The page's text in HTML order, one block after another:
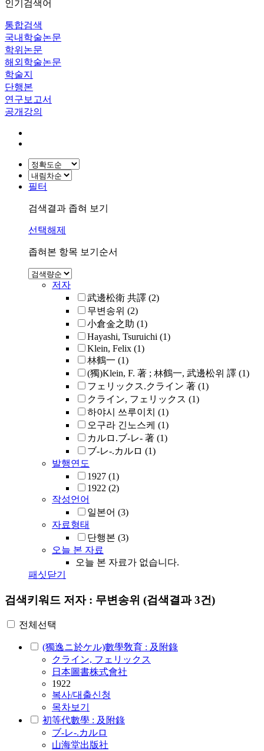
인기검색어
통합검색
국내학술논문
학위논문
해외학술논문
학술지
단행본
연구보고서
공개강의
필터
검색결과 좁혀 보기
선택해제
좁혀본 항목 보기순서
저자
武邊松衛 共譯 (2)
무변송위 (2)
小倉金之助 (1)
Hayashi, Tsuruichi (1)
Klein, Felix (1)
林鶴一 (1)
(獨)Klein, F. 著 ; 林鶴一, 武邊松위 譯 (1)
フェリックス.クライン 著 (1)
クライン, フェリックス (1)
하야시 쓰루이치 (1)
오구라 긴노스케 (1)
カルロ.ブ-レ- 著 (1)
ブ-レ-.カルロ (1)
발행연도
1927 (1)
1922 (2)
작성언어
일본어 (3)
자료형태
단행본 (3)
오늘 본 자료
오늘 본 자료가 없습니다.
패싯닫기
검색키워드 저자 : 무변송위 (검색결과 3건)
전체선택
(獨逸ニ於ケル)數學敎育 : 及附錄
クライン, フェリックス
日本圖書株式會社
1922
복사/대출신청
목차보기
初等代數學 : 及附錄
ブ-レ-.カルロ
山海堂出版社